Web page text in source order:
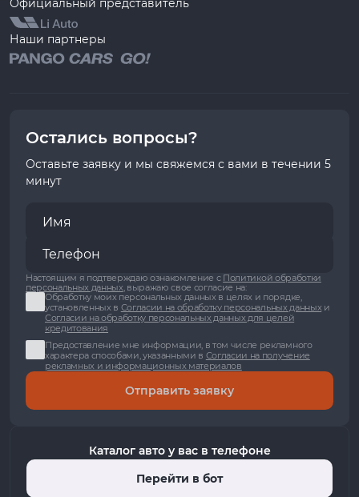
Официальный представитель
Наши партнеры
Остались вопросы?
Оставьте заявку и мы свяжемся с вами в течении 5
минут
Настоящим я подтверждаю ознакомление с Политикой обработки
персональных данных, выражаю свое согласие на:
Обработку моих персональных данных в целях и порядке,
установленных в Согласии на обработку персональных данныхи
Согласии на обработку персональных данных для целей
кредитования
Предоставление мне информации, в том числе рекламного
характера способами, указанными в Согласии на получение
рекламных и информационных материалов
Отправить заявку
Каталог авто у вас в телефоне
Перейти в бот